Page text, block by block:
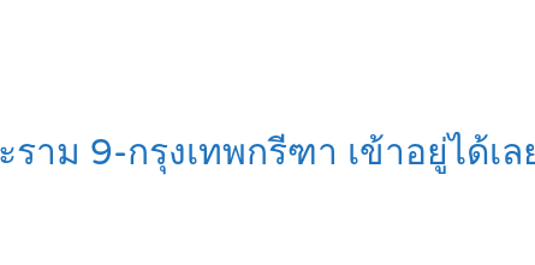
าม 9-กรุงเทพกรีฑา เข้าอยู่ได้เ